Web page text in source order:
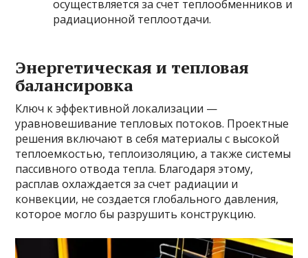
осуществляется за счет теплообменников и
радиационной теплоотдачи.
Энергетическая и тепловая
балансировка
Ключ к эффективной локализации —
уравновешивание тепловых потоков. Проектные
решения включают в себя материалы с высокой
теплоемкостью, теплоизоляцию, а также системы
пассивного отвода тепла. Благодаря этому,
расплав охлаждается за счет радиации и
конвекции, не создается глобального давления,
которое могло бы разрушить конструкцию.